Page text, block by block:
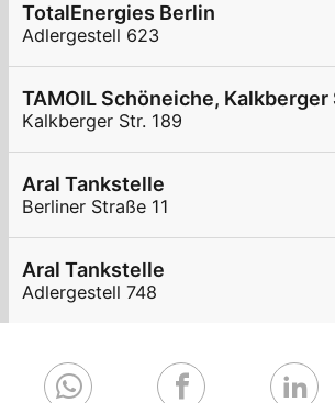
TotalEnergies Berlin
Adlergestell 623
Kalkberger Str. 189
Aral Tankstelle
Berliner Straße 11
Aral Tankstelle
Adlergestell 748